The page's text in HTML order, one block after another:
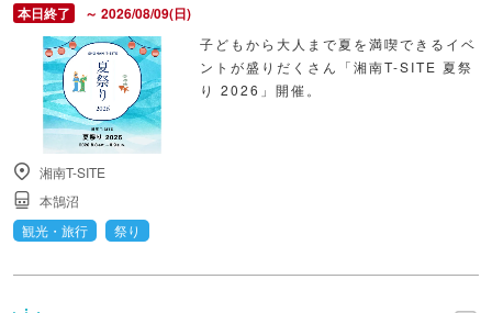
～ 2026/08/09(日)
子どもから大人まで夏を満喫できるイベ
ントが盛りだくさん「湘南T-SITE 夏祭
り 2026」開催。
湘南T-SITE
本鵠沼
観光・旅行
祭り